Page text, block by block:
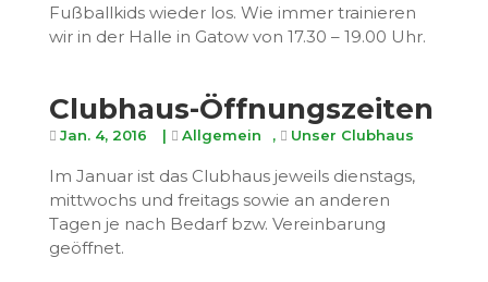
Fußballkids wieder los. Wie immer trainieren
wir in der Halle in Gatow von 17.30 – 19.00 Uhr.
Clubhaus-Öffnungszeiten
Jan. 4, 2016 | Allgemein , Unser Clubhaus
Im Januar ist das Clubhaus jeweils dienstags,
mittwochs und freitags sowie an anderen
Tagen je nach Bedarf bzw. Vereinbarung
geöffnet.